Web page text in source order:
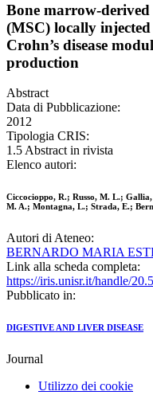
Bone marrow-derived
(MSC) locally
Crohn’s disease
production
Abstract
Data di Pubblicazione:
2012
Tipologia CRIS:
1.5 Abstract in rivista
Elenco autori:
Ciccocioppo, R.; Russo, M. L.;
M. A.; Montagna, L.; Strada, E.;
Autori di Ateneo:
BERNARDO MARIA
Link alla scheda completa:
https://iris.unisr.it/handle/
Pubblicato in:
DIGESTIVE AND LIVER DISEASE
Journal
Utilizzo dei cookie